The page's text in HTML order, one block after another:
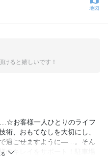
地図
けると嬉しいです！
…☆お客様一人ひとりのライフ
術、おもてなしを大切にし、
過ごせますように―…。そん
のキレイをサポート！駐車場